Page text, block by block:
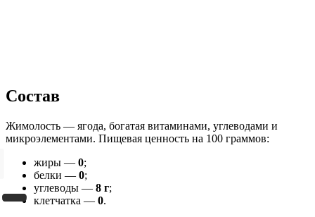
Состав
Жимолость — ягода, богатая витаминами, углеводами и
микроэлементами. Пищевая ценность на 100 граммов:
жиры — 0;
белки — 0;
углеводы — 8 г;
клетчатка — 0.